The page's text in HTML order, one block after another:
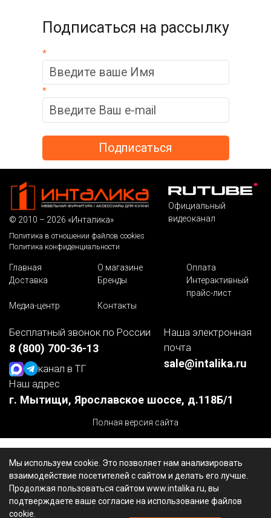
Подписаться на рассылку
*
*
Мы используем cookie. Это позволяет нам анализировать
взаимодействие посетителей с сайтом и делать его лучше.
Продолжая пользоваться сайтом www.intalika.ru, вы
подтверждаете ваше согласие на использование файлов
cookie.
© 2010 – 2026 «Инталика»
Политика в отношении файлов cookies
Политика конфиденциальности
Официальный
видеоканал
Главная О магазине
Оплата
Доставка
Бренды
Интерактивный
прайс-лист
Медиа-центр
Контакты
Бесплатный звонок по России
8 (800) 700-36-13
канал в ТГ
Наша электронная
почта
sale@intalika.ru
Наш адрес
г. Мытищи, Ярославское шоссе, д.118Б/1
Полная версия сайта